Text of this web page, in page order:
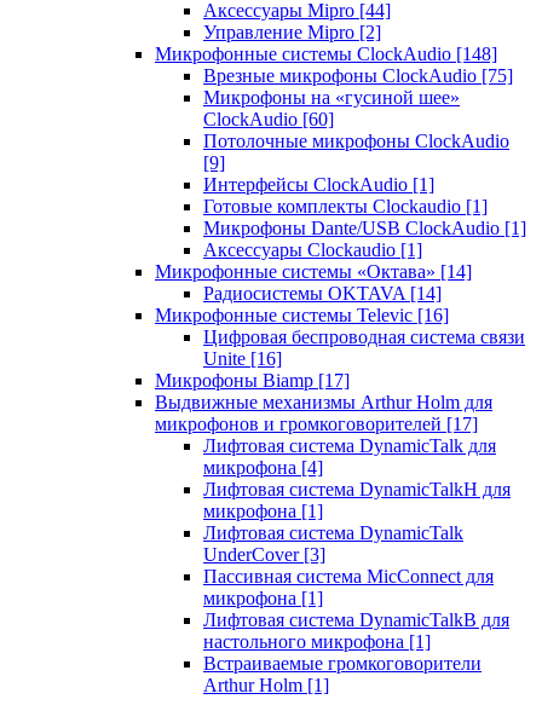
Аксессуары Mipro [44]
Управление Mipro [2]
Микрофонные системы ClockAudio [148]
Врезные микрофоны ClockAudio [75]
Микрофоны на «гусиной шее»
ClockAudio [60]
Потолочные микрофоны ClockAudio
[9]
Интерфейсы ClockAudio [1]
Готовые комплекты Clockaudio [1]
Микрофоны Dante/USB ClockAudio [1]
Аксессуары Clockaudio [1]
Микрофонные системы «Октава» [14]
Радиосистемы OKTAVA [14]
Микрофонные системы Televic [16]
Цифровая беспроводная система связи
Unite [16]
Микрофоны Biamp [17]
Выдвижные механизмы Arthur Holm для
микрофонов и громкоговорителей [17]
Лифтовая система DynamicTalk для
микрофона [4]
Лифтовая система DynamicTalkH для
микрофона [1]
Лифтовая система DynamicTalk
UnderCover [3]
Пассивная система MicConnect для
микрофона [1]
Лифтовая система DynamicTalkB для
настольного микрофона [1]
Встраиваемые громкоговорители
Arthur Holm [1]